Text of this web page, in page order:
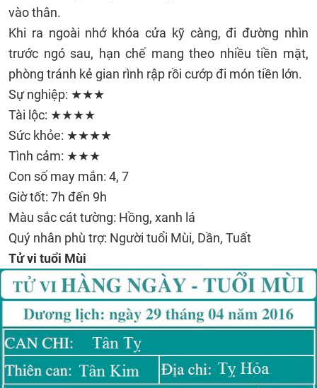
vào thân.
Khi ra ngoài nhớ khóa cửa kỹ càng, đi đường nhìn
trước ngó sau, hạn chế mang theo nhiều tiền mặt,
phòng tránh kẻ gian rình rập rồi cướp đi món tiền lớn.
Sự nghiệp: ★★★
Tài lộc: ★★★★
Sức khỏe: ★★★★
Tình cảm: ★★★
Con số may mắn: 4, 7
Giờ tốt: 7h đến 9h
Màu sắc cát tường: Hồng, xanh lá
Quý nhân phù trợ: Người tuổi Mùi, Dần, Tuất
Tử vi tuổi Mùi